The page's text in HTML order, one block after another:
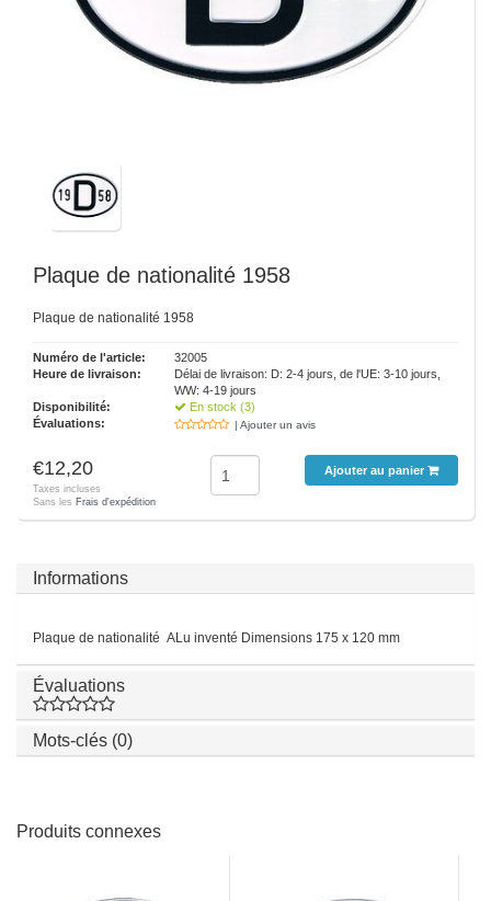
Plaque de nationalité 1958
Plaque de nationalité 1958
Numéro de l'article:
32005
Heure de livraison:
Délai de livraison: D: 2-4 jours, de l'UE: 3-10 jours,
WW: 4-19 jours
Disponibilité:
En stock (3)
Évaluations:
| Ajouter un avis
€12,20
Taxes incluses
Sans les Frais d'expédition
Ajouter au panier
Informations
Plaque de nationalité ALu inventé Dimensions 175 x 120 mm
Évaluations
Mots-clés (0)
Produits connexes